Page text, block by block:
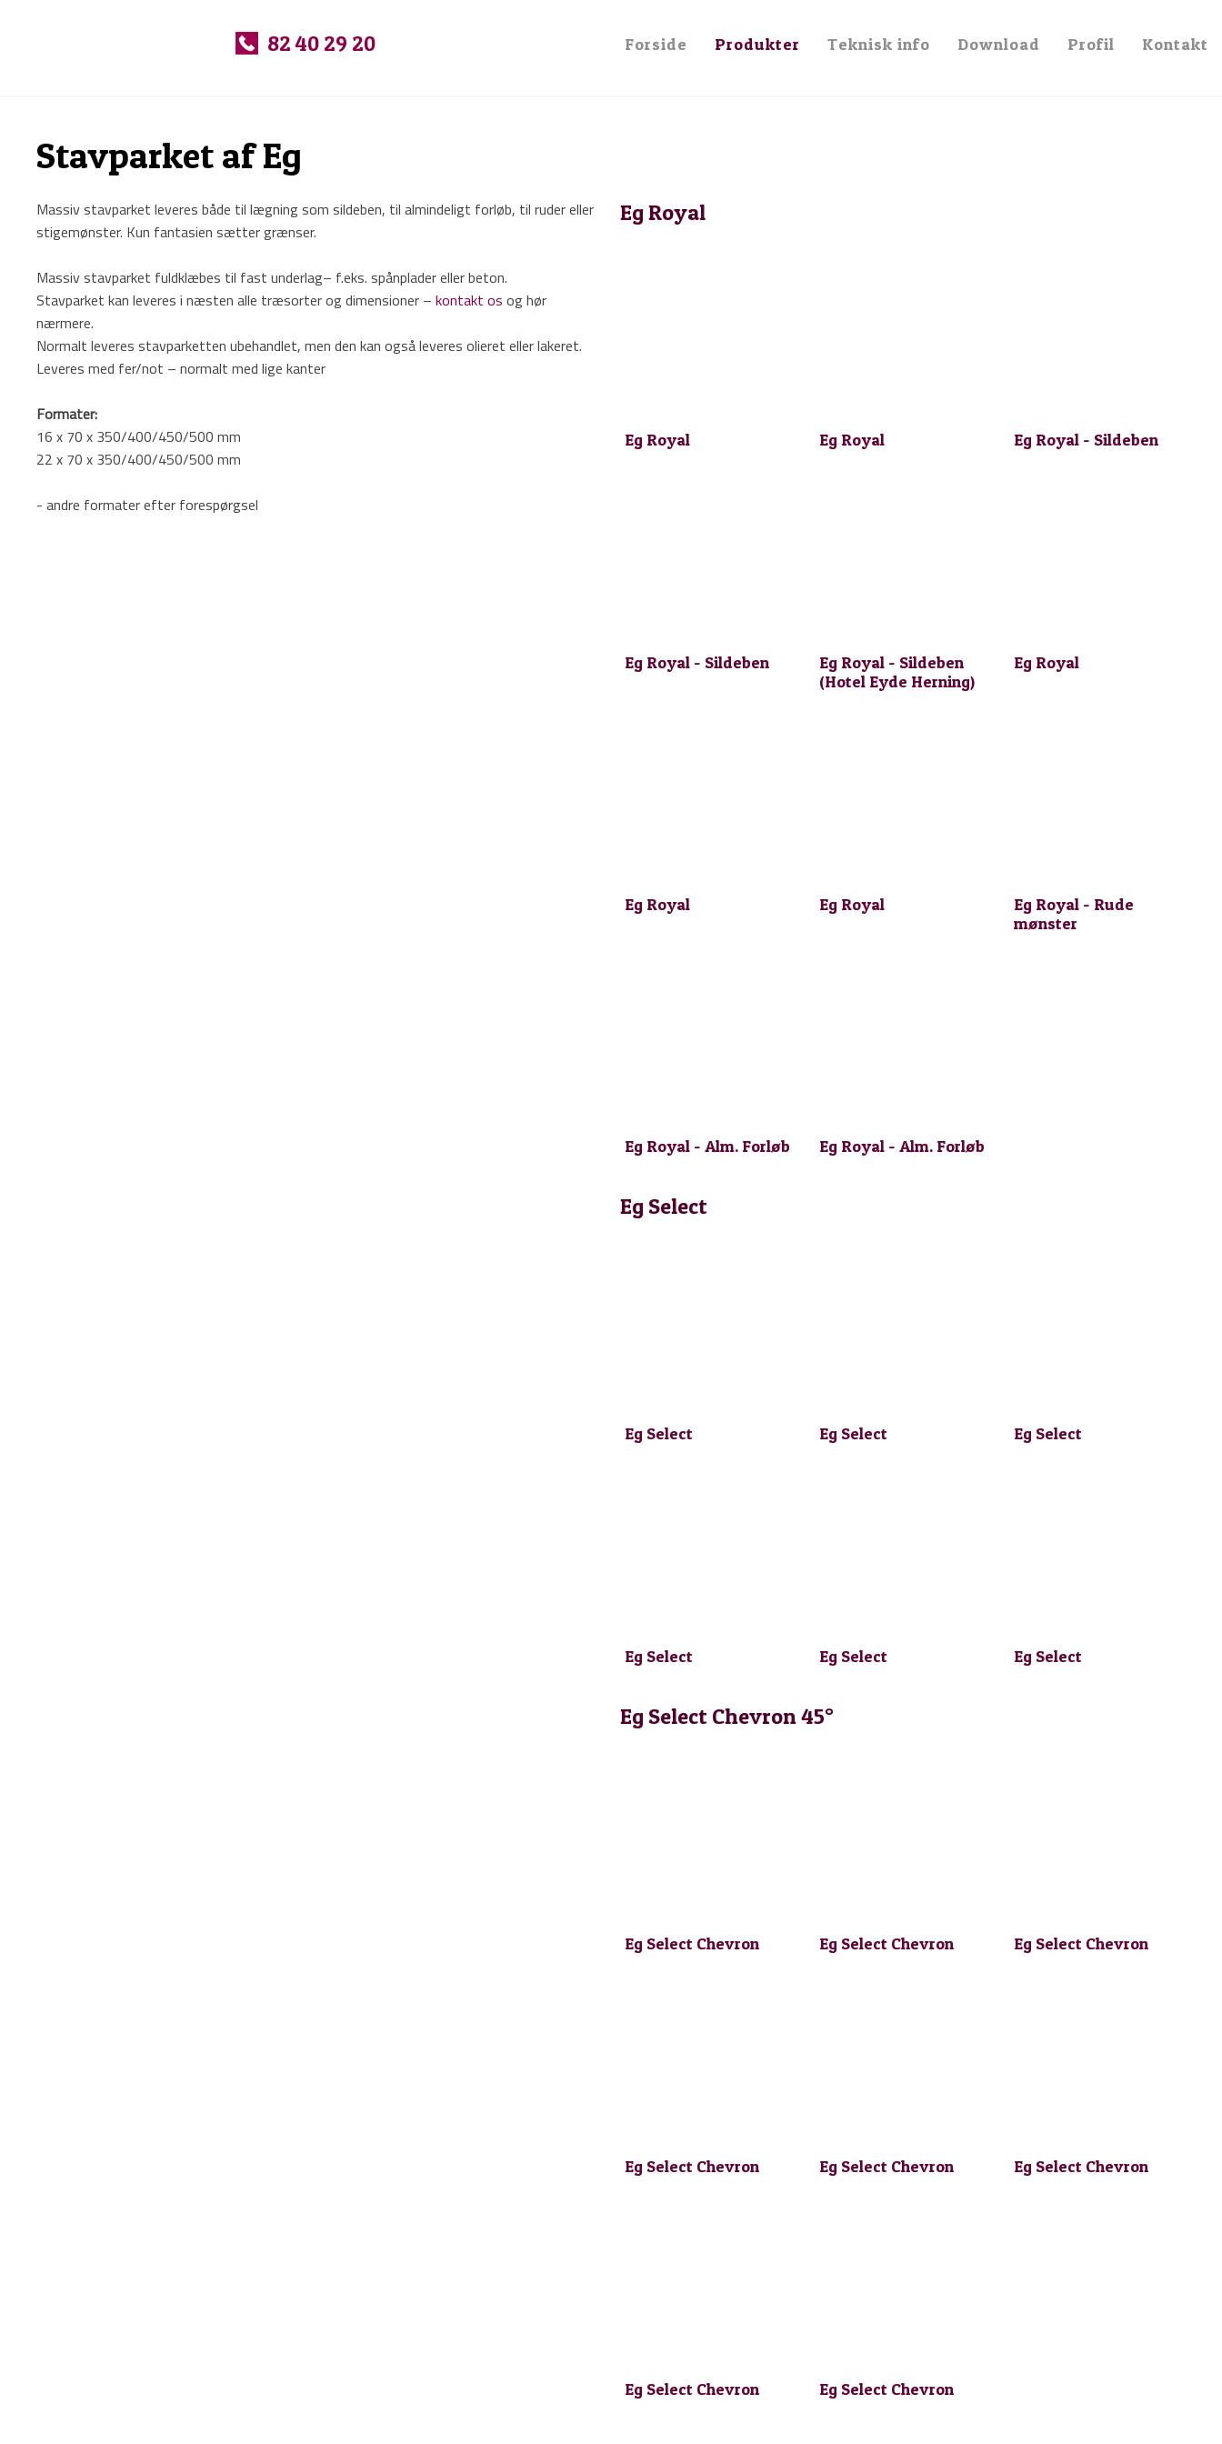
82 40 29 20 Forside Produkter Teknisk info Download Profil Kontakt
Se vores udvalg af massive trægulve der giver en følelse af kvalitet og luksus
Stavparket​ af Eg
Massiv stavparket leveres både til lægning som sildeben, til almindeligt forløb, til ruder eller
stigemønster. Kun fantasien sætter grænser.
Massiv stavparket fuldklæbes til fast underlag– f.eks. spånplader eller beton.
Stavparket kan leveres i næsten alle træsorter og dimensioner – kontakt os og hør
nærmere.
Normalt leveres stavparketten ubehandlet, men den kan også leveres olieret eller lakeret.
Leveres med fer/not – normalt med lige kanter
Formater:
16 x 70 x 350/400/450/500 mm
22 x 70 x 350/400/450/500 mm
- andre formater efter forespørgsel
Eg Royal​
Eg Royal Eg Royal Eg Royal - Sildeben
Eg Royal - Sildeben
Eg Royal - Sildeben
(Hotel Eyde Herning)
Eg Royal
Eg Royal Eg Royal
Eg Royal - Rude
mønster
Eg Royal - Alm. Forløb Eg Royal - Alm. Forløb
Eg Select
Eg Select Eg Select Eg Select
Eg Select Eg Select Eg Select
Eg Select Chevron 45°
Eg Select Chevron Eg Select Chevron Eg Select Chevron
Eg Select Chevron Eg Select Chevron Eg Select Chevron
Eg Select Chevron Eg Select Chevron